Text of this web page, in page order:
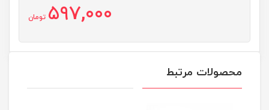
597,000 تومان
محصولات مرتبط